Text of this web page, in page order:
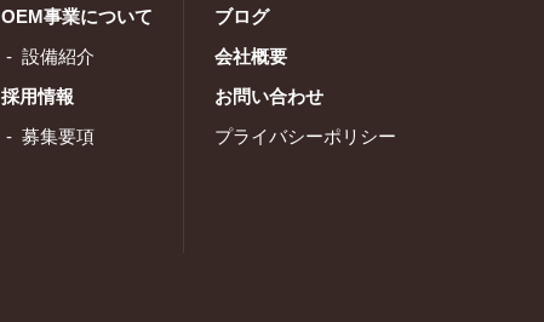
OEM事業について
設備紹介
採用情報
募集要項
ブログ
会社概要
お問い合わせ
プライバシーポリシー